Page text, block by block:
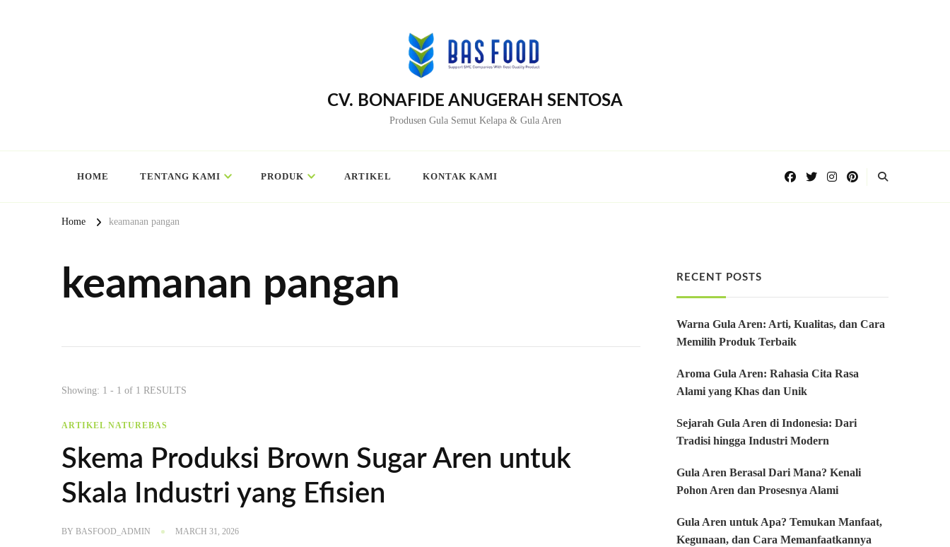
CV. BONAFIDE ANUGERAH SENTOSA
Produsen Gula Semut Kelapa & Gula Aren
HOME TENTANG KAMI PRODUK ARTIKEL KONTAK KAMI
Home keamanan pangan
keamanan pangan
Showing: 1 - 1 of 1 RESULTS
ARTIKEL NATUREBAS
Skema Produksi Brown Sugar Aren untuk
Skala Industri yang Efisien
BYBASFOOD_ADMIN MARCH 31, 2026
RECENT POSTS
Warna Gula Aren: Arti, Kualitas, dan Cara
Memilih Produk Terbaik
Aroma Gula Aren: Rahasia Cita Rasa
Alami yang Khas dan Unik
Sejarah Gula Aren di Indonesia: Dari
Tradisi hingga Industri Modern
Gula Aren Berasal Dari Mana? Kenali
Pohon Aren dan Prosesnya Alami
Gula Aren untuk Apa? Temukan Manfaat,
Kegunaan, dan Cara Memanfaatkannya